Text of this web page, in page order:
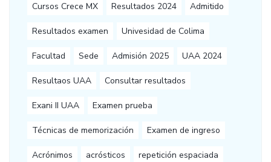
Cursos Crece MX Resultados 2024 Admitido
Resultados examen Univesidad de Colima
Facultad Sede Admisión 2025 UAA 2024
Resultaos UAA Consultar resultados
Exani II UAA Examen prueba
Técnicas de memorización Examen de ingreso
Acrónimos acrósticos repetición espaciada